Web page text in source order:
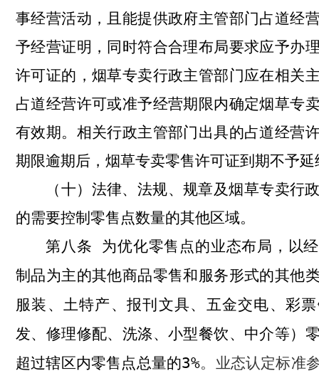
事经营活动，且能提供政府主管部门占道经
予经营证明，同时符合合理布局要求应予办
许可证的，烟草专卖行政主管部门应在相关
占道经营许可或准予经营期限内确定烟草专
有效期。相关行政主管部门出具的占道经营
期限逾期后，烟草专卖零售许可证到期不予延
（十） 法律、法规、规章及烟草专卖行
的需要控制零售点数量的其他区域。
第八条 为优化零售点的业态布局，以
制品为主的其他商品零售和服务形式的其他
服装、土特产、报刊文具、五金交电、彩
发、修理修配、洗涤、小型餐饮、中介等）
超过辖区内零售点总量的3%。业态认定标准